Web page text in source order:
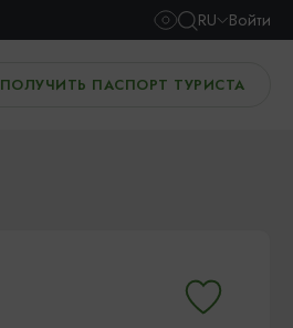
RU Войти
ПОЛУЧИТЬ ПАСПОРТ ТУРИСТА